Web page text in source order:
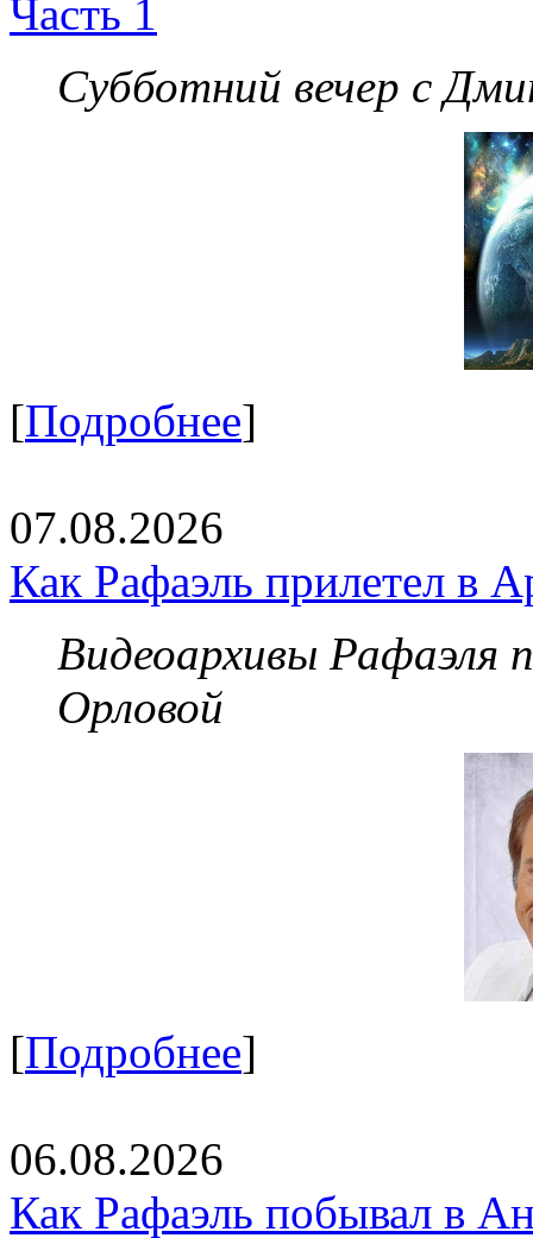
Часть 1
Субботний вечер с
[Подробнее]
07.08.2026
Как Рафаэль прилетел в
Видеоархивы Рафаэля
Орловой
[Подробнее]
06.08.2026
Как Рафаэль побывал в